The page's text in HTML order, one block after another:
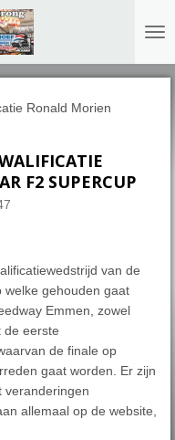
Ronald Morien
F2 SUPERCUP
van de
welke gehouden gaat
Emmen, zowel
de eerste
de finale op
gaat worden. Er zijn
veranderingen
allemaal op de website,